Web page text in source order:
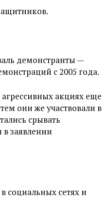
демонстранты —
с 2005 года.
акциях еще
они же участвовали в
срывать
заявлении
социальных сетях и